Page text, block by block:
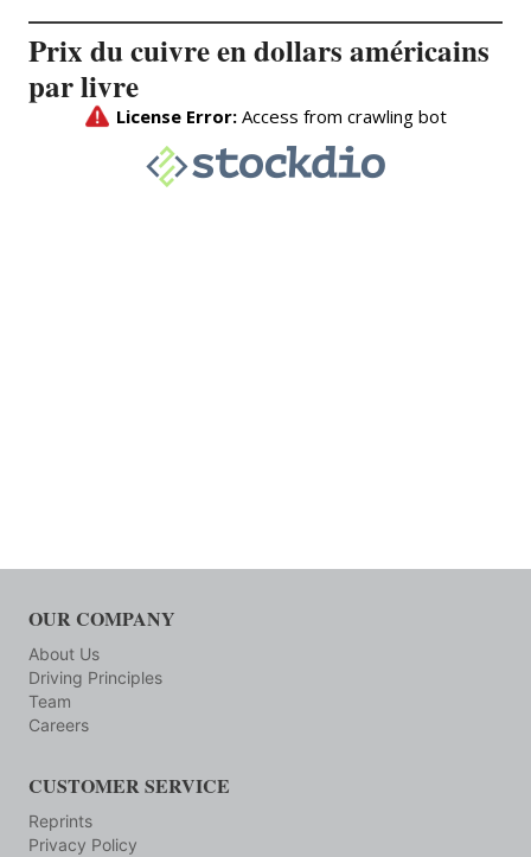
Prix du cuivre en dollars américains
par livre
OUR COMPANY
About Us
Driving Principles
Team
Careers
CUSTOMER SERVICE
Reprints
Privacy Policy